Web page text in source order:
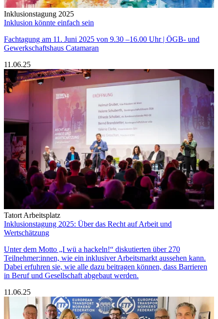
Inklusionstagung 2025
Inklusion könnte einfach sein
Fachtagung am 11. Juni 2025 von 9.30 –16.00 Uhr | ÖGB- und
Gewerkschaftshaus Catamaran
11.06.25
Tatort Arbeitsplatz
Inklusionstagung 2025: Über das Recht auf Arbeit und
Wertschätzung
Unter dem Motto „I wü a hackeln!“ diskutierten über 270
Teilnehmer:innen, wie ein inklusiver Arbeitsmarkt aussehen kann.
Dabei erfuhren sie, wie alle dazu beitragen können, dass Barrieren
in Beruf und Gesellschaft abgebaut werden.
11.06.25